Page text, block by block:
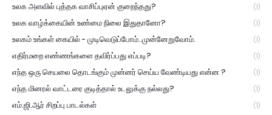
உலக அளவில் புத்தக வாசிப்புஏன் குறைந்தது? (1)
உலக வாழ்க்கையின் உண்மை நிலை இதுதானோ? (1)
உலகம் உங்கள் கையில் - முடிவெடுப்போம்..முன்னேறுவோம். (1)
எதிர்மறை எண்ணங்களை தவிர்ப்பது எப்படி? (1)
எந்த ஒரு செயலை தொடங்கும் முன்னர் செய்ய வேண்டியது என்ன ? (1)
எந்த மினரல் வாட்டரை குடித்தால் உடலுக்கு நல்லது? (1)
எம்.ஜி.ஆர் சிறப்பு பாடல்கள் (1)